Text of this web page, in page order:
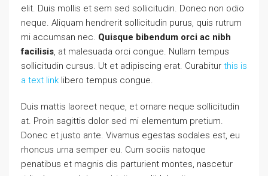
elit. Duis mollis et sem sed sollicitudin. Donec non odio
neque. Aliquam hendrerit sollicitudin purus, quis rutrum
mi accumsan nec. Quisque bibendum orci ac nibh
facilisis, at malesuada orci congue. Nullam tempus
sollicitudin cursus. Ut et adipiscing erat. Curabitur this is
a text link libero tempus congue.
Duis mattis laoreet neque, et ornare neque sollicitudin
at. Proin sagittis dolor sed mi elementum pretium.
Donec et justo ante. Vivamus egestas sodales est, eu
rhoncus urna semper eu. Cum sociis natoque
penatibus et magnis dis parturient montes, nascetur